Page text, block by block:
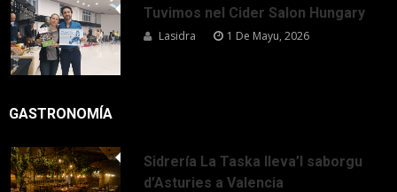
Tuvimos nel Cider Salon Hungary
Lasidra 1 De Mayu, 2026
GASTRONOMÍA
Sidrería La Taska lleva’l saborgu
d’Asturies a Valencia